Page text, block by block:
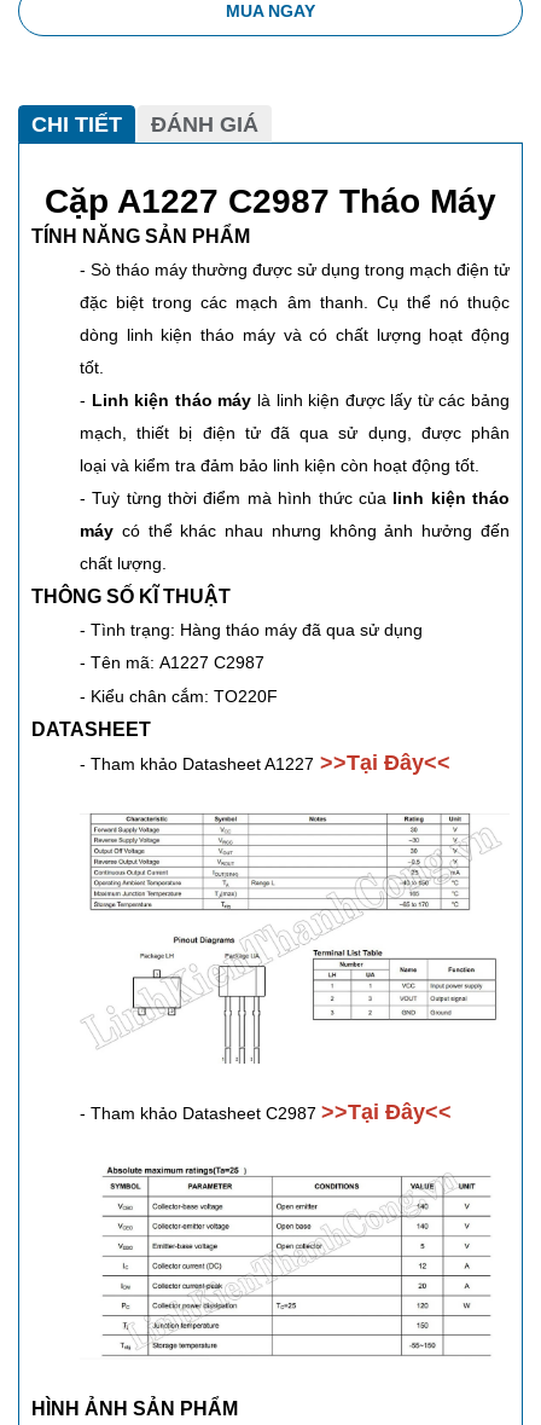
MUA NGAY
CHI TIẾT ĐÁNH GIÁ
Cặp A1227 C2987 Tháo Máy
TÍNH NĂNG SẢN PHẨM
- Sò tháo máy thường được sử dụng trong mạch điện tử
đặc biệt trong các mạch âm thanh. Cụ thể nó thuộc
dòng linh kiện tháo máy và có chất lượng hoạt động
tốt.
- Linh kiện tháo máy là linh kiện được lấy từ các bảng
mạch, thiết bị điện tử đã qua sử dụng, được phân
loại và kiểm tra đảm bảo linh kiện còn hoạt động tốt.
- Tuỳ từng thời điểm mà hình thức của linh kiện tháo
máy có thể khác nhau nhưng không ảnh hưởng đến
chất lượng.
THÔNG SỐ KĨ THUẬT
- Tình trạng: Hàng tháo máy đã qua sử dụng
- Tên mã: A1227 C2987
- Kiểu chân cắm: TO220F
DATASHEET
- Tham khảo Datasheet A1227 >>Tại Đây<<
- Tham khảo Datasheet C2987 >>Tại Đây<<
HÌNH ẢNH SẢN PHẨM